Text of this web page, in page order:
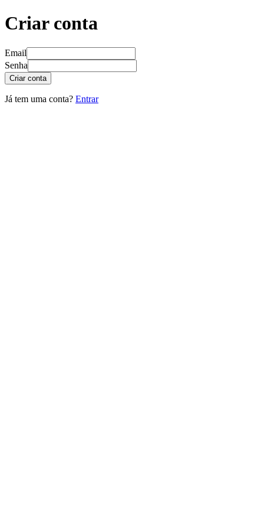
Criar conta
Email
Senha
Criar conta
Já tem uma conta? Entrar